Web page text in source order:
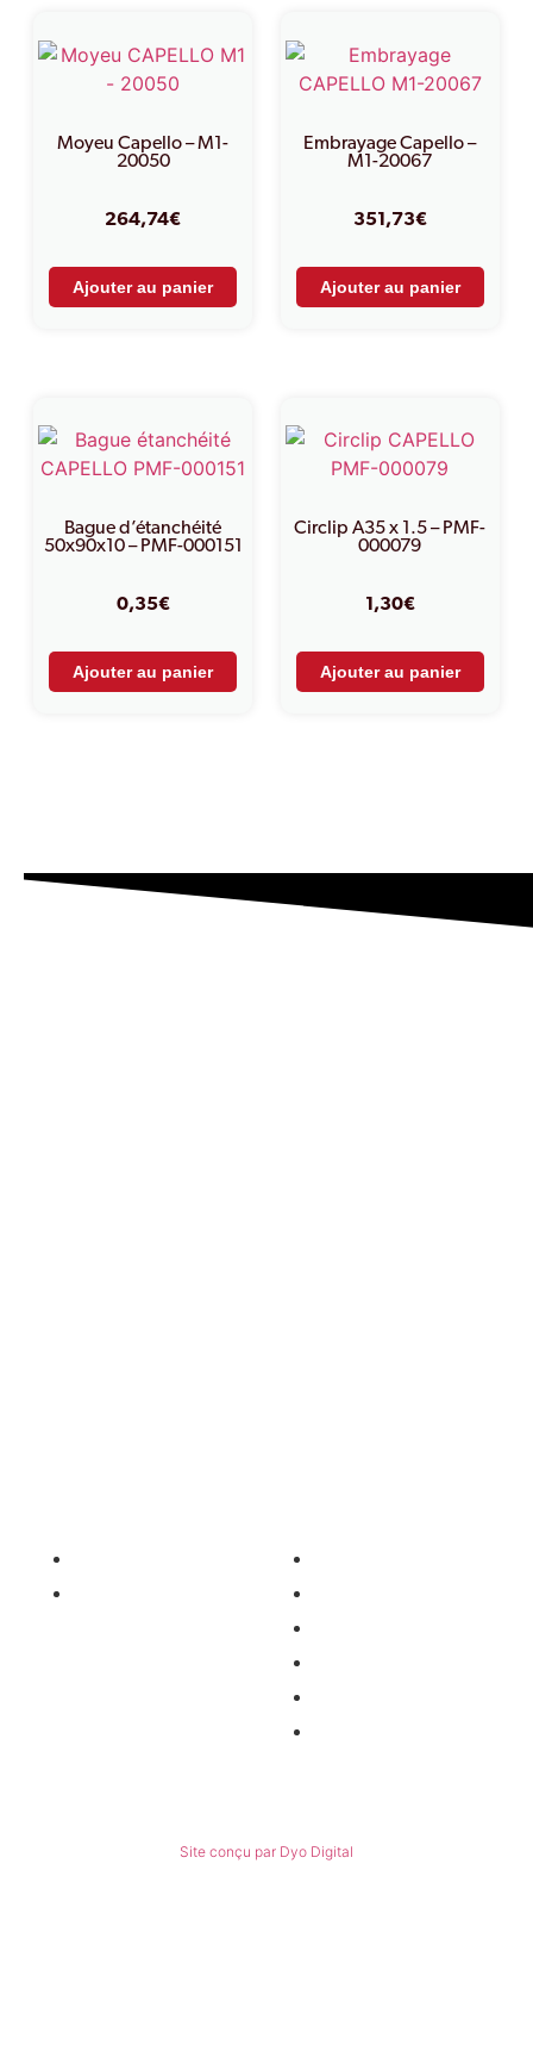
Moyeu Capello – M1-
20050
264,74€
Ajouter au panier
Embrayage Capello –
M1-20067
351,73€
Ajouter au panier
Bague d’étanchéité
50x90x10 – PMF-000151
0,35€
Ajouter au panier
Circlip A35 x 1.5 – PMF-
000079
1,30€
Ajouter au panier
Site conçu par Dyo Digital